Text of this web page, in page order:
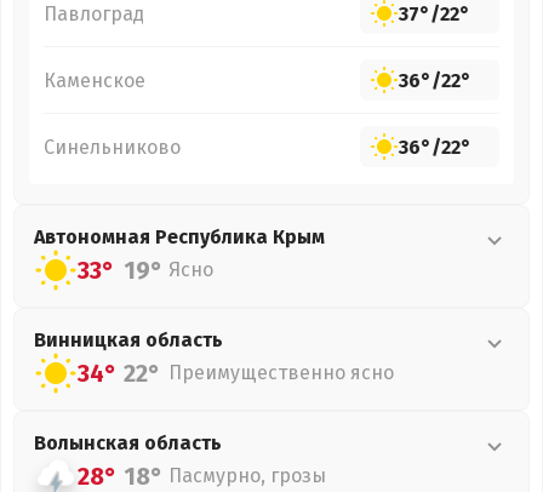
Павлоград 37°/22°
Каменское 36°/22°
Синельниково 36°/22°
Автономная Республика Крым
33° 19° Ясно
Винницкая область
34° 22° Преимущественно ясно
Волынская область
28° 18° Пасмурно, грозы